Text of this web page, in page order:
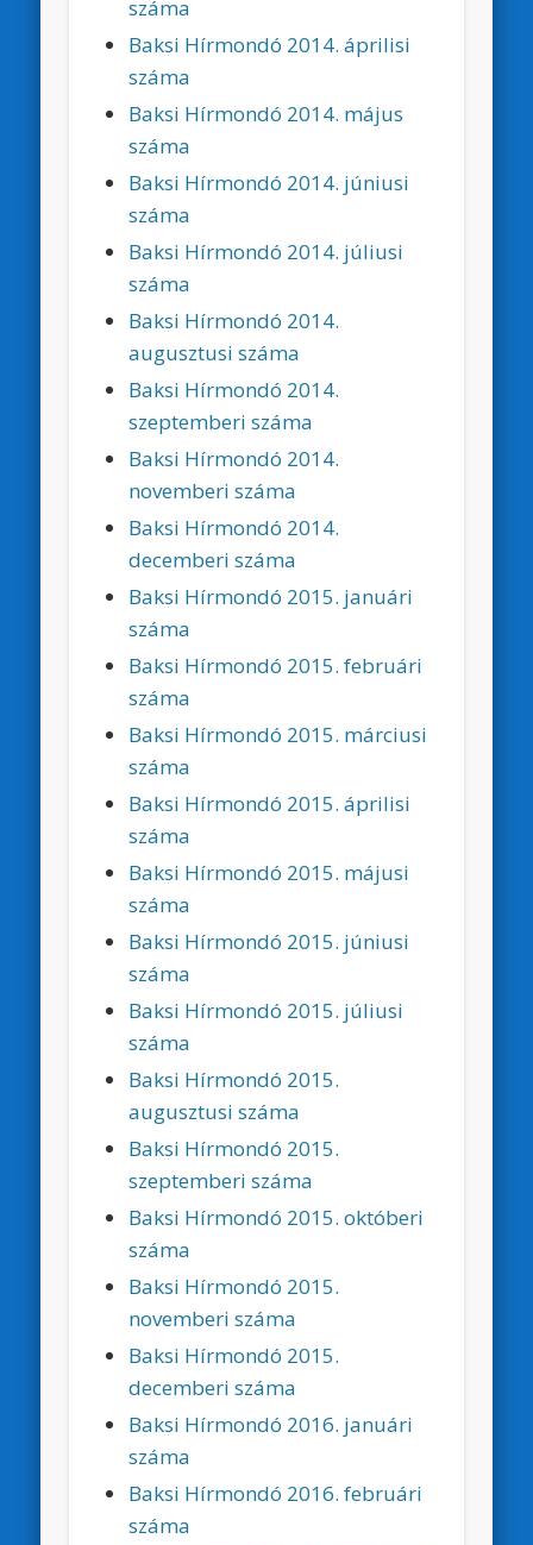
száma
Baksi Hírmondó 2014. áprilisi
száma
Baksi Hírmondó 2014. május
száma
Baksi Hírmondó 2014. júniusi
száma
Baksi Hírmondó 2014. júliusi
száma
Baksi Hírmondó 2014.
augusztusi száma
Baksi Hírmondó 2014.
szeptemberi száma
Baksi Hírmondó 2014.
novemberi száma
Baksi Hírmondó 2014.
decemberi száma
Baksi Hírmondó 2015. januári
száma
Baksi Hírmondó 2015. februári
száma
Baksi Hírmondó 2015. márciusi
száma
Baksi Hírmondó 2015. áprilisi
száma
Baksi Hírmondó 2015. májusi
száma
Baksi Hírmondó 2015. júniusi
száma
Baksi Hírmondó 2015. júliusi
száma
Baksi Hírmondó 2015.
augusztusi száma
Baksi Hírmondó 2015.
szeptemberi száma
Baksi Hírmondó 2015. októberi
száma
Baksi Hírmondó 2015.
novemberi száma
Baksi Hírmondó 2015.
decemberi száma
Baksi Hírmondó 2016. januári
száma
Baksi Hírmondó 2016. februári
száma